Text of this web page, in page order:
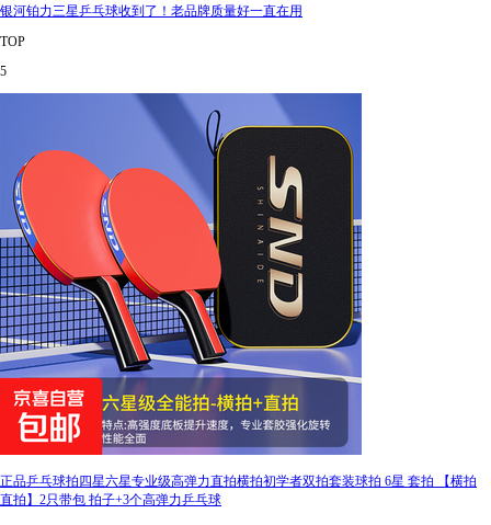
银河铂力三星乒乓球收到了！老品牌质量好一直在用
TOP
5
正品乒乓球拍四星六星专业级高弹力直拍横拍初学者双拍套装球拍 6星 套拍 【横拍
直拍】2只带包 拍子+3个高弹力乒乓球